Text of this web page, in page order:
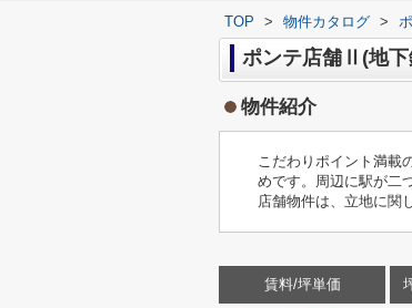
TOP > 物件カタログ >
ポンテ店舗Ⅱ(地下
物件紹介
こだわりポイント満載
めです。周辺に駅が二
店舗物件は、立地に関
賃料/坪単価